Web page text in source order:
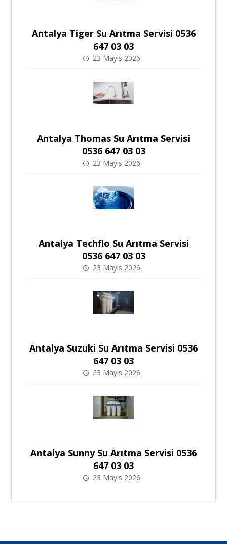
Antalya Tiger Su Arıtma Servisi 0536
647 03 03
23 Mayıs 2026
Antalya Thomas Su Arıtma Servisi
0536 647 03 03
23 Mayıs 2026
Antalya Techflo Su Arıtma Servisi
0536 647 03 03
23 Mayıs 2026
Antalya Suzuki Su Arıtma Servisi 0536
647 03 03
23 Mayıs 2026
Antalya Sunny Su Arıtma Servisi 0536
647 03 03
23 Mayıs 2026